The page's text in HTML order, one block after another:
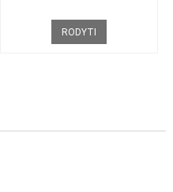
RODYTI